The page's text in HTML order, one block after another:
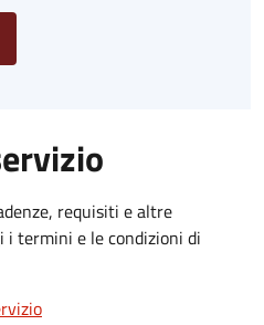
requisiti e altre
termini e le condizioni di